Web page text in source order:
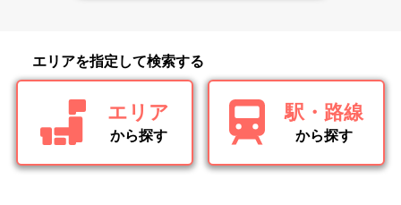
エリアを指定して検索する
エリア
から探す
駅・路線
から探す